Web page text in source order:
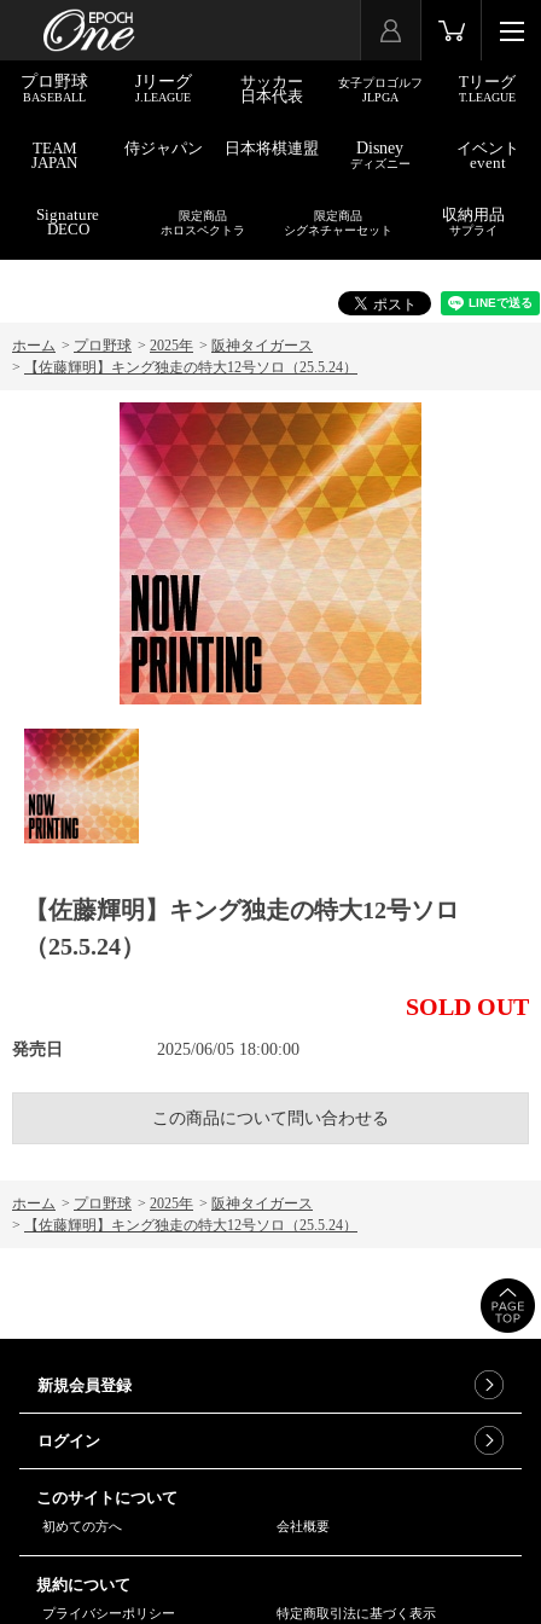
プロ野球
BASEBALL
Jリーグ
J.LEAGUE
サッカー
日本代表
女子プロゴルフ
JLPGA
Tリーグ
T.LEAGUE
TEAM
JAPAN
侍ジャパン 日本将棋連盟 Disney
ディズニー
イベント
event
Signature
DECO
限定商品
ホロスペクトラ
限定商品
シグネチャーセット
収納用品
サプライ
ホーム > プロ野球 > 2025年 > 阪神タイガース
>
【佐藤輝明】キング独走の特大12号ソロ（25.5.24）
【佐藤輝明】キング独走の特大12号ソロ
（25.5.24）
SOLD OUT
発売日 2025/06/05 18:00:00
この商品について問い合わせる
ホーム > プロ野球 > 2025年 > 阪神タイガース
>
【佐藤輝明】キング独走の特大12号ソロ（25.5.24）
新規会員登録
ログイン
このサイトについて
初めての方へ 会社概要
規約について
プライバシーポリシー 特定商取引法に基づく表示